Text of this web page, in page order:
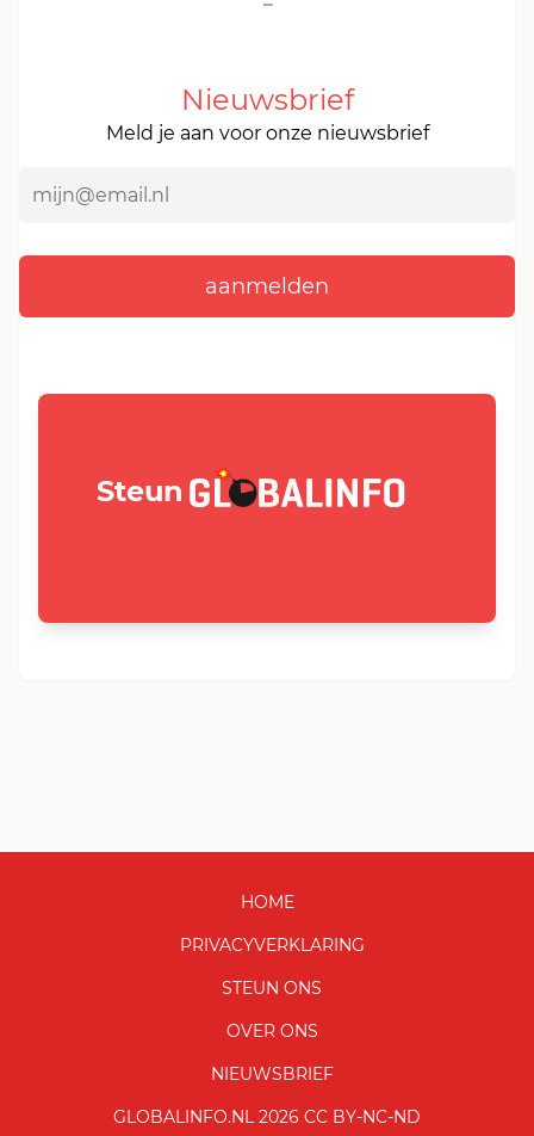
Nieuwsbrief
Meld je aan voor onze nieuwsbrief
Steun GLOBALINFO.nl
HOME
PRIVACYVERKLARING
STEUN ONS
OVER ONS
NIEUWSBRIEF
GLOBALINFO.NL 2026 CC BY-NC-ND